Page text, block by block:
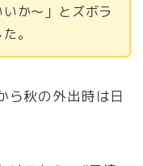
か～」とズボラ
。
ら秋の外出時は日